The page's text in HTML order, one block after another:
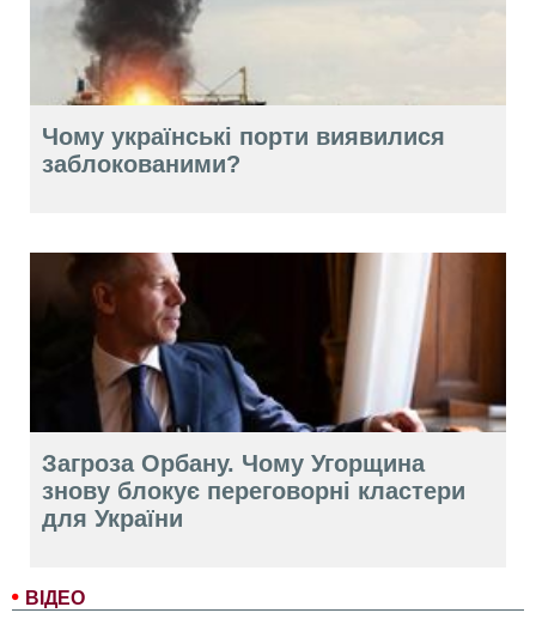
ВІДЕО
Чому українські порти виявилися
заблокованими?
Загроза Орбану. Чому Угорщина
знову блокує переговорні кластери
для України